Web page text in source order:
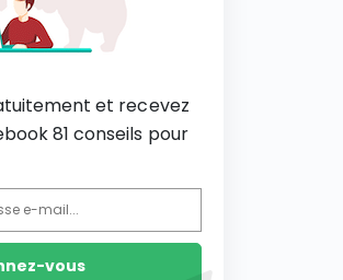
et recevez
81 conseils pour